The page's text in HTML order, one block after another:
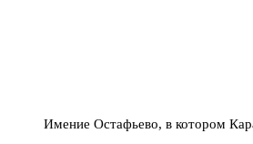
Имение Остафьево, в котором